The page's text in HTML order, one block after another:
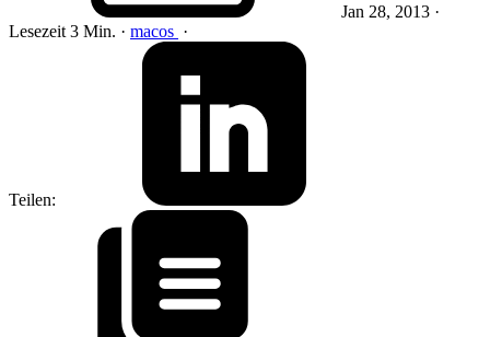
Jan 28, 2013 ·
Lesezeit 3 Min. · macos ·
Teilen: